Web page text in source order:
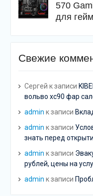
570
для
Свежие
Сергей к записи
вольво хс90 фар
admin к записи
admin к записи
знать перед
admin к записи
рублей, цены на
admin к записи